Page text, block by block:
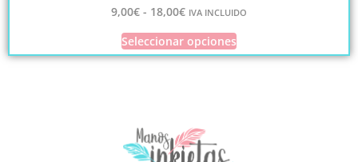
9,00€ - 18,00€ IVA INCLUIDO
Seleccionar opciones